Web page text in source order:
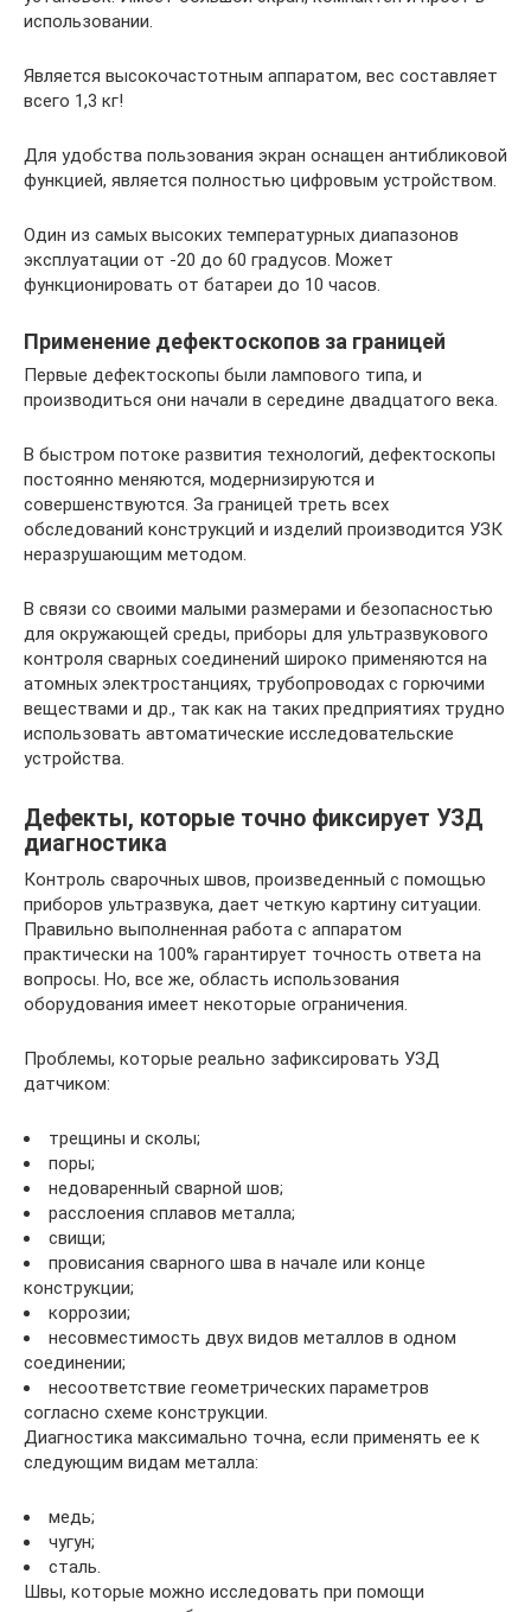
использовании.
Является высокочастотным аппаратом, вес составляет
всего 1,3 кг!
Для удобства пользования экран оснащен антибликовой
функцией, является полностью цифровым устройством.
Один из самых высоких температурных диапазонов
эксплуатации от -20 до 60 градусов. Может
функционировать от батареи до 10 часов.
Применение дефектоскопов за границей
Первые дефектоскопы были лампового типа, и
производиться они начали в середине двадцатого века.
В быстром потоке развития технологий, дефектоскопы
постоянно меняются, модернизируются и
совершенствуются. За границей треть всех
обследований конструкций и изделий производится УЗК
неразрушающим методом.
В связи со своими малыми размерами и безопасностью
для окружающей среды, приборы для ультразвукового
контроля сварных соединений широко применяются на
атомных электростанциях, трубопроводах с горючими
веществами и др., так как на таких предприятиях трудно
использовать автоматические исследовательские
устройства.
Дефекты, которые точно фиксирует УЗД
диагностика
Контроль сварочных швов, произведенный с помощью
приборов ультразвука, дает четкую картину ситуации.
Правильно выполненная работа с аппаратом
практически на 100% гарантирует точность ответа на
вопросы. Но, все же, область использования
оборудования имеет некоторые ограничения.
Проблемы, которые реально зафиксировать УЗД
датчиком:
трещины и сколы;
поры;
недоваренный сварной шов;
расслоения сплавов металла;
свищи;
провисания сварного шва в начале или конце
конструкции;
коррозии;
несовместимость двух видов металлов в одном
соединении;
несоответствие геометрических параметров
согласно схеме конструкции.
Диагностика максимально точна, если применять ее к
следующим видам металла:
медь;
чугун;
сталь.
Швы, которые можно исследовать при помощи